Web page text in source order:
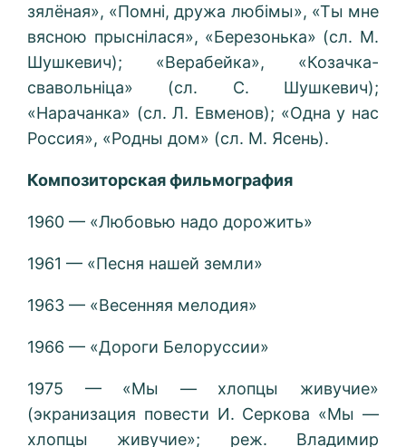
зялёная», «Помні, дружа любімы», «Ты мне
вясною прыснілася», «Березонька» (сл. М.
Шушкевич); «Верабейка», «Козачка-
свавольніца» (сл. С. Шушкевич);
«Нарачанка» (сл. Л. Евменов); «Одна у нас
Россия», «Родны дом» (сл. М. Ясень).
Композиторская фильмография
1960 — «Любовью надо дорожить»
1961 — «Песня нашей земли»
1963 — «Весенняя мелодия»
1966 — «Дороги Белоруссии»
1975 — «Мы — хлопцы живучие»
(экранизация повести И. Серкова «Мы —
хлопцы живучие»; реж. Владимир